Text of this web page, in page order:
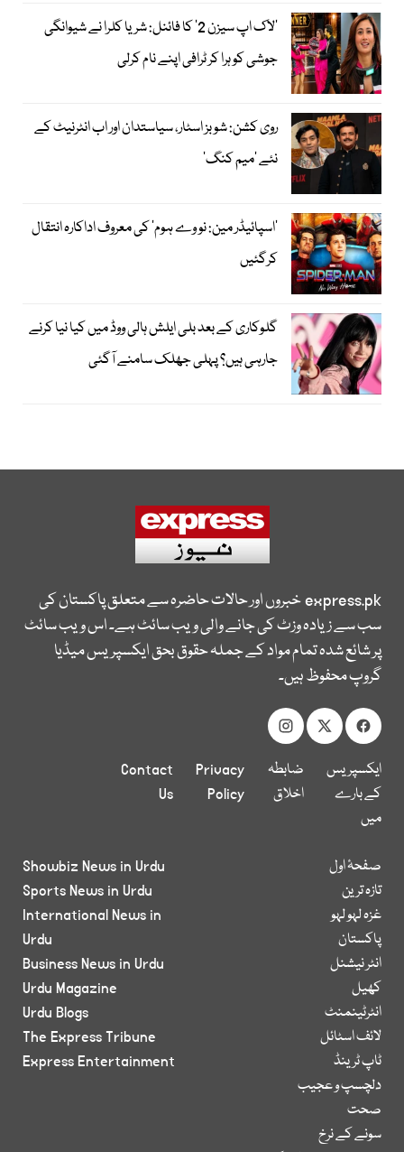
’لاک اپ سیزن 2‘ کا فائنل: شریا کلرا نے شیوانگی
جوشی کو ہرا کر ٹرافی اپنے نام کرلی
روی کشن: شوبز اسٹار، سیاستدان اور اب انٹرنیٹ کے
نئے ’میم کنگ‘
’اسپائیڈر مین: نو وے ہوم‘ کی معروف اداکارہ انتقال
کرگئیں
گلوکاری کے بعد بلی ایلش ہالی ووڈ میں کیا نیا کرنے
جارہی ہیں؟ پہلی جھلک سامنے آگئی
express.pkخبروں اور حالات حاضرہ سے متعلق پاکستان کی
سب سے زیادہ وزٹ کی جانے والی ویب سائٹ ہے۔ اس ویب سائٹ
پر شائع شدہ تمام مواد کے جملہ حقوق بحق ایکسپریس میڈیا
گروپ محفوظ ہیں۔
ایکسپریس
کے بارے
میں
ضابطہ
اخلاق
Privacy
Policy
Contact
Us
صفحۂ اول
تازہ ترین
غزہ لہو لہو
پاکستان
انٹر نیشنل
کھیل
انٹرٹینمنٹ
لائف اسٹائل
ٹاپ ٹرینڈ
دلچسپ و عجیب
صحت
سونے کے نرخ
Showbiz News in Urdu
Sports News in Urdu
International News in
Urdu
Business News in Urdu
Urdu Magazine
Urdu Blogs
The Express Tribune
Express Entertainment